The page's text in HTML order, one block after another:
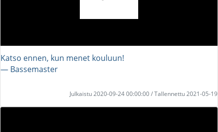
Katso ennen, kun menet kouluun!
― Bassemaster
Julkaistu 2020-09-24 00:00:00 / Tallennettu 2021-05-19